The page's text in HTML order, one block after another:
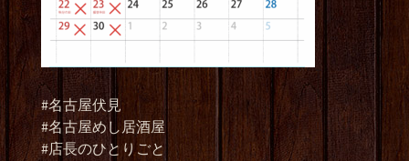
#名古屋伏見
#名古屋めし居酒屋
#店長のひとりごと